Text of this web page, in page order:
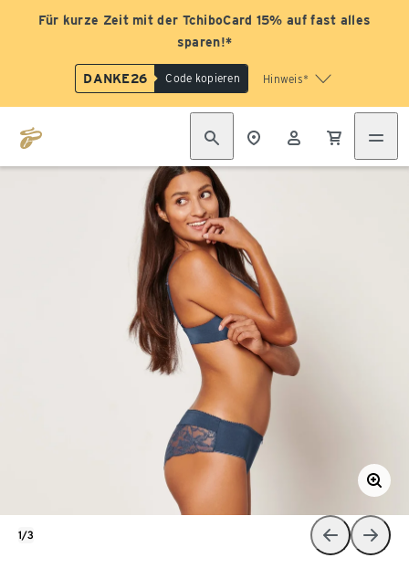
Für kurze Zeit mit der TchiboCard 15% auf fast alles
sparen!*
DANKE26 Code kopieren Hinweis*
1/3